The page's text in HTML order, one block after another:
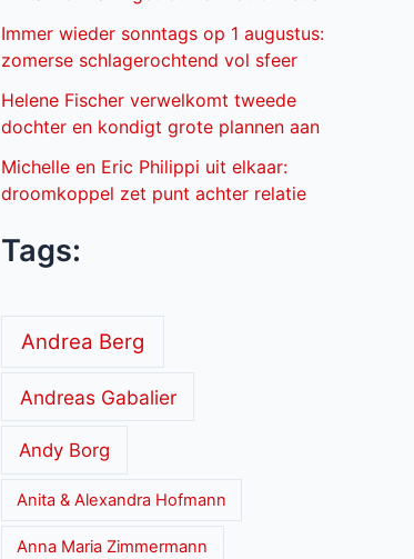
Immer wieder sonntags op 1 augustus:
zomerse schlagerochtend vol sfeer
Helene Fischer verwelkomt tweede
dochter en kondigt grote plannen aan
Michelle en Eric Philippi uit elkaar:
droomkoppel zet punt achter relatie
Tags:
Andrea Berg
Andreas Gabalier
Andy Borg
Anita & Alexandra Hofmann
Anna Maria Zimmermann